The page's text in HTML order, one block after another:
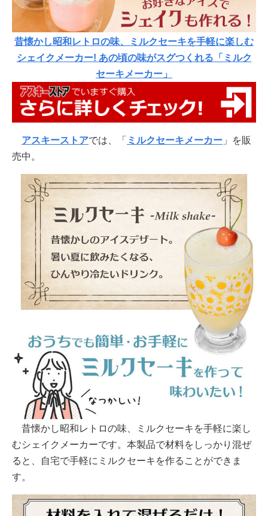
昔懐かし昭和レトロの味、ミルクセーキを手軽に楽しむ
シェイクメーカー! あの頃の味がスグつくれる「ミルク
セーキメーカー」
アスキーストアでは、「 ミルクセーキメーカー 」を販
売中。
昔懐かし昭和レトロの味、ミルクセーキを手軽に楽し
むシェイクメーカーです。本製品で材料をしっかり混ぜ
ると、自宅で手軽にミルクセーキを作ることができま
す。